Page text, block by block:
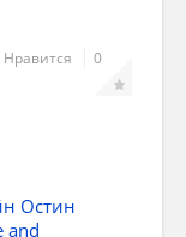
Нравится 0
Остин
and